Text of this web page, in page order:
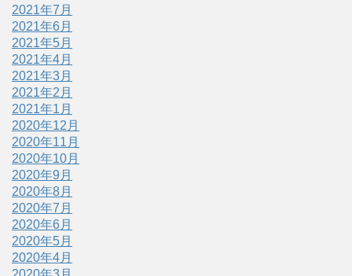
2021年7月
2021年6月
2021年5月
2021年4月
2021年3月
2021年2月
2021年1月
2020年12月
2020年11月
2020年10月
2020年9月
2020年8月
2020年7月
2020年6月
2020年5月
2020年4月